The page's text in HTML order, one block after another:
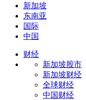
新加坡
东南亚
国际
中国
财经
新加坡股市
新加坡财经
全球财经
中国财经